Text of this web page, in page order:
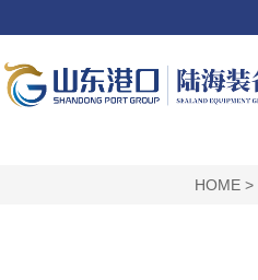
HOME >